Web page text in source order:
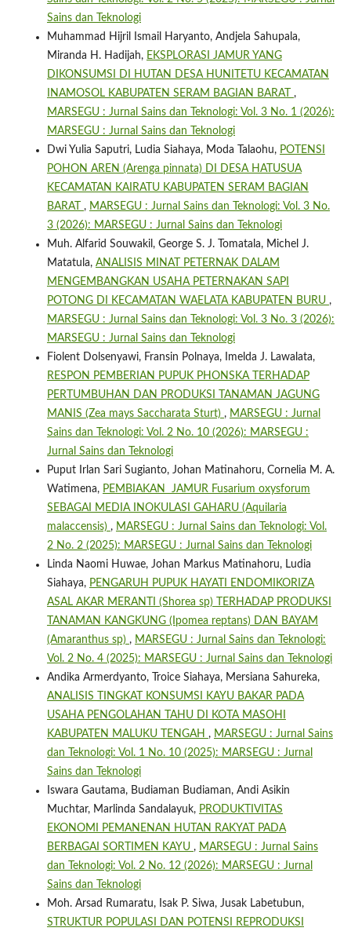
Sains dan Teknologi
Muhammad Hijril Ismail Haryanto, Andjela Sahupala,
Miranda H. Hadijah, EKSPLORASI JAMUR YANG
DIKONSUMSI DI HUTAN DESA HUNITETU KECAMATAN
INAMOSOL KABUPATEN SERAM BAGIAN BARAT ,
MARSEGU : Jurnal Sains dan Teknologi: Vol. 3 No. 1 (2026):
MARSEGU : Jurnal Sains dan Teknologi
Dwi Yulia Saputri, Ludia Siahaya, Moda Talaohu, POTENSI
POHON AREN (Arenga pinnata) DI DESA HATUSUA
KECAMATAN KAIRATU KABUPATEN SERAM BAGIAN
BARAT , MARSEGU : Jurnal Sains dan Teknologi: Vol. 3 No.
3 (2026): MARSEGU : Jurnal Sains dan Teknologi
Muh. Alfarid Souwakil, George S. J. Tomatala, Michel J.
Matatula, ANALISIS MINAT PETERNAK DALAM
MENGEMBANGKAN USAHA PETERNAKAN SAPI
POTONG DI KECAMATAN WAELATA KABUPATEN BURU ,
MARSEGU : Jurnal Sains dan Teknologi: Vol. 3 No. 3 (2026):
MARSEGU : Jurnal Sains dan Teknologi
Fiolent Dolsenyawi, Fransin Polnaya, Imelda J. Lawalata,
RESPON PEMBERIAN PUPUK PHONSKA TERHADAP
PERTUMBUHAN DAN PRODUKSI TANAMAN JAGUNG
MANIS (Zea mays Saccharata Sturt) , MARSEGU : Jurnal
Sains dan Teknologi: Vol. 2 No. 10 (2026): MARSEGU :
Jurnal Sains dan Teknologi
Puput Irlan Sari Sugianto, Johan Matinahoru, Cornelia M. A.
Watimena, PEMBIAKAN JAMUR Fusarium oxysforum
SEBAGAI MEDIA INOKULASI GAHARU (Aquilaria
malaccensis) , MARSEGU : Jurnal Sains dan Teknologi: Vol.
2 No. 2 (2025): MARSEGU : Jurnal Sains dan Teknologi
Linda Naomi Huwae, Johan Markus Matinahoru, Ludia
Siahaya, PENGARUH PUPUK HAYATI ENDOMIKORIZA
ASAL AKAR MERANTI (Shorea sp) TERHADAP PRODUKSI
TANAMAN KANGKUNG (Ipomea reptans) DAN BAYAM
(Amaranthus sp) , MARSEGU : Jurnal Sains dan Teknologi:
Vol. 2 No. 4 (2025): MARSEGU : Jurnal Sains dan Teknologi
Andika Armerdyanto, Troice Siahaya, Mersiana Sahureka,
ANALISIS TINGKAT KONSUMSI KAYU BAKAR PADA
USAHA PENGOLAHAN TAHU DI KOTA MASOHI
KABUPATEN MALUKU TENGAH , MARSEGU : Jurnal Sains
dan Teknologi: Vol. 1 No. 10 (2025): MARSEGU : Jurnal
Sains dan Teknologi
Iswara Gautama, Budiaman Budiaman, Andi Asikin
Muchtar, Marlinda Sandalayuk, PRODUKTIVITAS
EKONOMI PEMANENAN HUTAN RAKYAT PADA
BERBAGAI SORTIMEN KAYU , MARSEGU : Jurnal Sains
dan Teknologi: Vol. 2 No. 12 (2026): MARSEGU : Jurnal
Sains dan Teknologi
Moh. Arsad Rumaratu, Isak P. Siwa, Jusak Labetubun,
STRUKTUR POPULASI DAN POTENSI REPRODUKSI